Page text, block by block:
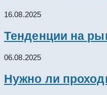
16.08.2025
Тенденции на
06.08.2025
Нужно ли